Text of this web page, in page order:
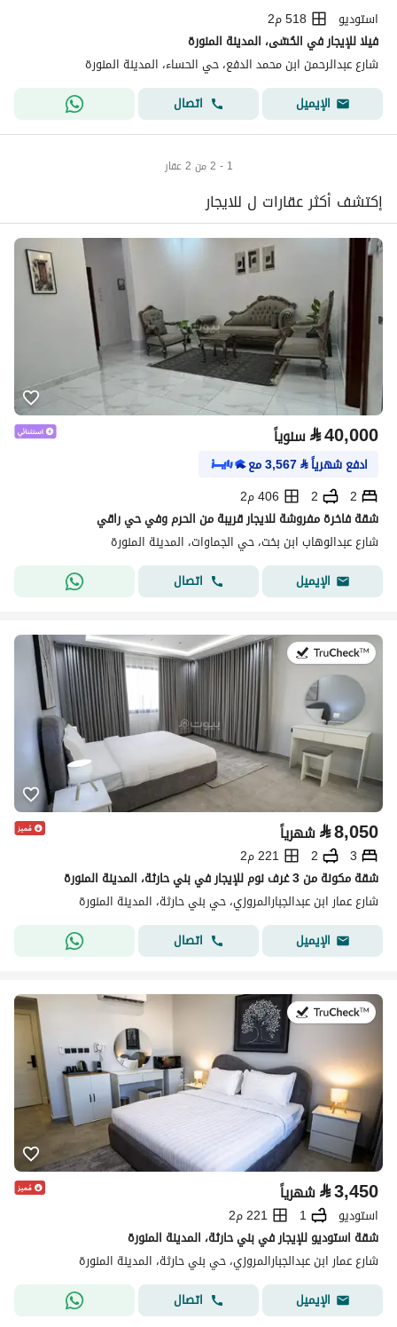
استوديو
518 م2
فيلا للإيجار في الحُسّى، المدينة المنورة
شارع عبدالرحمن ابن محمد الدفع، حي الحساء، المدينة المنورة
الإيميل
اتصال
1 - 2 من 2 عقار
إكتشف أكثر عقارات ل للايجار
⃁40,000 سنوياً
ادفع شهرياً⃁
3,567مع
2
2
406 م2
شقة فاخرة مفروشة للايجار قريبة من الحرم وفي حي راقي
شارع عبدالوهاب ابن بخت، حي الجماوات، المدينة المنورة
الإيميل
اتصال
في:19 يوليو 2026
⃁8,050 شهرياً
3
2
221 م2
شقة مكونة من 3 غرف نوم للإيجار في بني حارثة، المدينة المنورة
شارع عمار ابن عبدالجبارالمروزي، حي بني حارثة، المدينة المنورة
الإيميل
اتصال
في:19 يوليو 2026
⃁3,450 شهرياً
استوديو 1
221 م2
شقة استوديو للإيجار في بني حارثة، المدينة المنورة
شارع عمار ابن عبدالجبارالمروزي، حي بني حارثة، المدينة المنورة
الإيميل
اتصال